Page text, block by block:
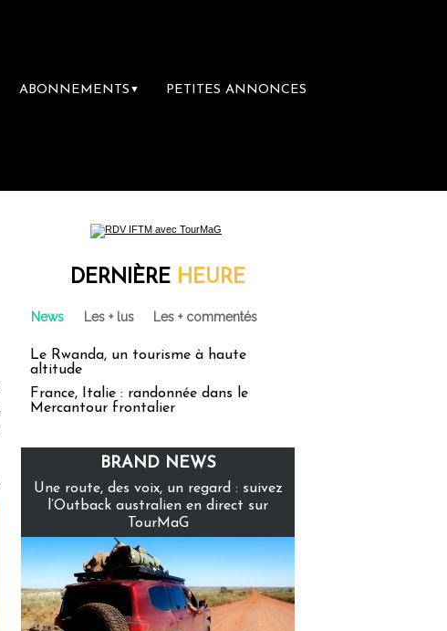
ABONNEMENTS ▼ PETITES ANNONCES
DERNIÈRE HEURE
News Les + lus Les + commentés
Le Rwanda, un tourisme à haute
altitude
France, Italie : randonnée dans le
Mercantour frontalier
BRAND NEWS
Une route, des voix, un regard : suivez
l’Outback australien en direct sur
TourMaG